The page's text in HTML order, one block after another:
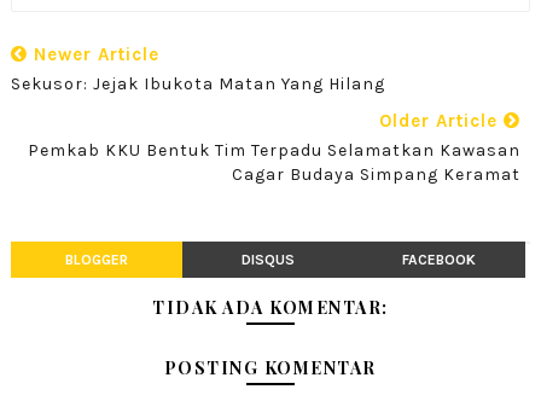
Newer Article
Sekusor: Jejak Ibukota Matan Yang Hilang
Older Article
Pemkab KKU Bentuk Tim Terpadu Selamatkan Kawasan
Cagar Budaya Simpang Keramat
BLOGGER DISQUS FACEBOOK
TIDAK ADA KOMENTAR:
POSTING KOMENTAR